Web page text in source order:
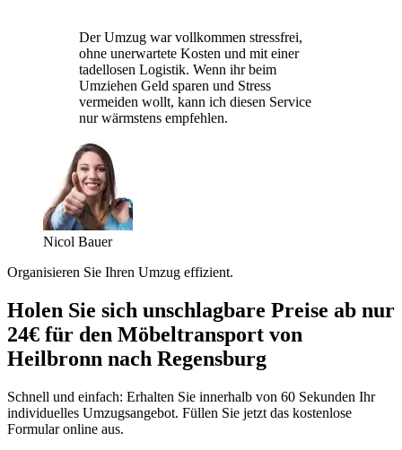
Der Umzug war vollkommen stressfrei,
ohne unerwartete Kosten und mit einer
tadellosen Logistik. Wenn ihr beim
Umziehen Geld sparen und Stress
vermeiden wollt, kann ich diesen Service
nur wärmstens empfehlen.
Nicol Bauer
Organisieren Sie Ihren Umzug effizient.
Holen Sie sich unschlagbare Preise ab nur
24€ für den Möbeltransport von
Heilbronn nach Regensburg
Schnell und einfach: Erhalten Sie innerhalb von 60 Sekunden Ihr
individuelles Umzugsangebot. Füllen Sie jetzt das kostenlose
Formular online aus.